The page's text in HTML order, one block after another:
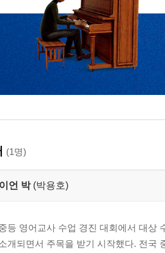
(1명)
언 박 (박용호)
등 영어교사 수업 경진 대회에서 대상
개되면서 주목을 받기 시작했다. 전국